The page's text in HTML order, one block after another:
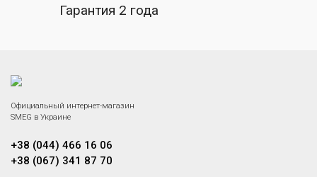
Гарантия 2 года
Официальный интернет-магазин
SMEG в Украине
+38 (044) 466 16 06
+38 (067) 341 87 70